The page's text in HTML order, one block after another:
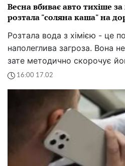
Весна вбиває авто тихіше
розтала "соляна каша" на
Розтала вода з хімією - це
наполеглива загроза. Вона
зате методично скорочує
16:00 17.02